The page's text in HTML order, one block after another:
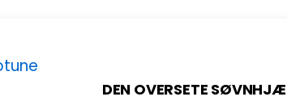
DEN OVERSETE